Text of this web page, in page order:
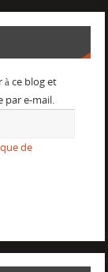
à ce blog et
par e-mail.
de